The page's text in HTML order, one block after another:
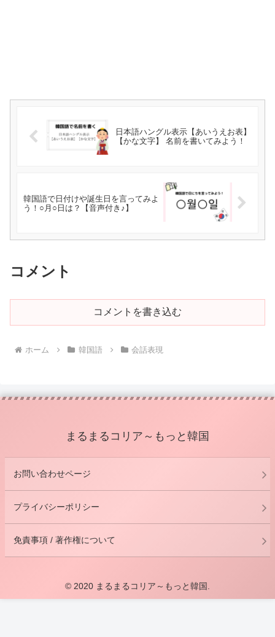
日本語ハングル表示【あいうえお表】
【かな文字】 名前を書いてみよう！
韓国語で日付けや誕生日を言ってみよ
う！○月○日は？【音声付き♪】
コメント
コメントを書き込む
ホーム 韓国語 会話表現
まるまるコリア～もっと韓国
お問い合わせページ
プライバシーポリシー
免責事項 / 著作権について
© 2020 まるまるコリア～もっと韓国.